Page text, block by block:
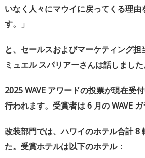
いなく人々にマウイに戻ってくる理由
す。」
と、セールスおよびマーケティング
ミュエル スパリアーさんは話しました
2025 WAVE アワードの投票が現在受付
行われます。受賞者は6 月のWAVE ガ
改装部門では、ハワイのホテル合計8
た。受賞ホテルは以下のホテル：